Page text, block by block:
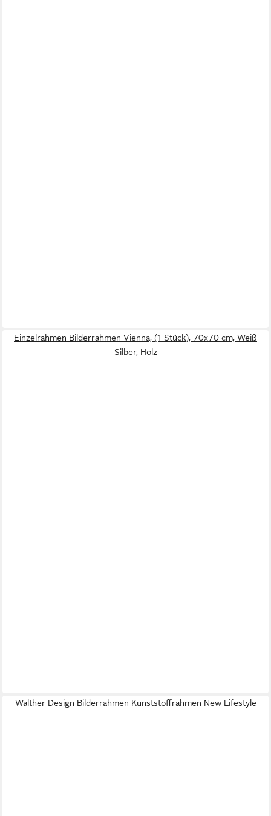
Einzelrahmen Bilderrahmen Vienna, (1 Stück), 70x70 cm, Weiß
Silber, Holz
Walther Design Bilderrahmen Kunststoffrahmen New Lifestyle